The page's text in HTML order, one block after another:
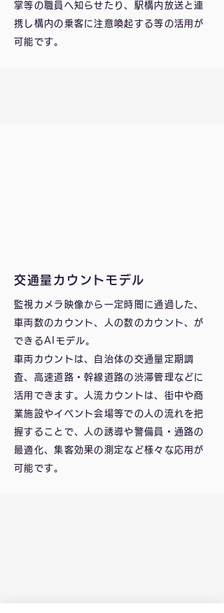
掌等の職員へ知らせたり、駅構内放送と連
携し構内の乗客に注意喚起する等の活用が
可能です。
交通量カウントモデル
監視カメラ映像から一定時間に通過した、
車両数のカウント、人の数のカウント、が
できるAIモデル。
車両カウントは、自治体の交通量定期調
査、高速道路・幹線道路の渋滞管理などに
活用できます。人流カウントは、街中や商
業施設やイベント会場等での人の流れを把
握することで、人の誘導や警備員・通路の
最適化、集客効果の測定など様々な応用が
可能です。